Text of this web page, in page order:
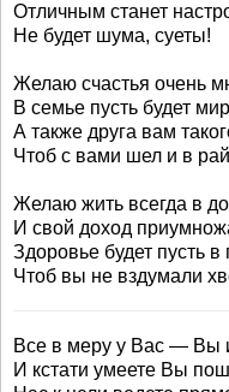
Отличным станет
Не будет шума, суеты!
Желаю счастья очень
В семье пусть будет
А также друга вам
Чтоб с вами шел и в
Желаю жить всегда в
И свой доход
Здоровье будет пусть в
Чтоб вы не вздумали
Все в меру у Вас — Вы
И кстати умеете Вы